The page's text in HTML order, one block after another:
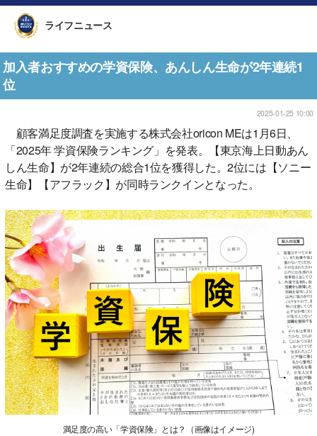
ライフニュース
加入者おすすめの学資保険、あんしん生命が2年連続1
位
2025-01-25 10:00
顧客満足度調査を実施する株式会社oricon MEは1月6日、
「2025年 学資保険ランキング」を発表。【東京海上日動あん
しん生命】が2年連続の総合1位を獲得した。2位には【ソニー
生命】【アフラック】が同時ランクインとなった。
満足度の高い「学資保険」とは？（画像はイメージ)